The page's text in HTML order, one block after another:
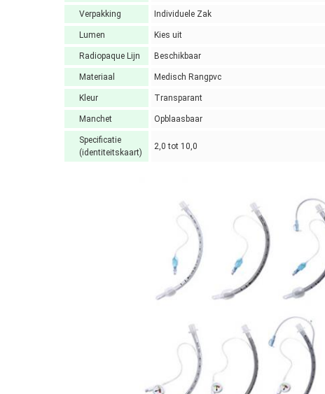
Verpakking Individuele Zak
Lumen Kies uit
Radiopaque Lijn Beschikbaar
Materiaal Medisch Rangpvc
Kleur Transparant
Manchet Opblaasbaar
Specificatie
(identiteitskaart)
2,0 tot 10,0